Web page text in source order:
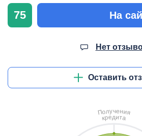
75 На
Нет
Оставить
Получения
кредита